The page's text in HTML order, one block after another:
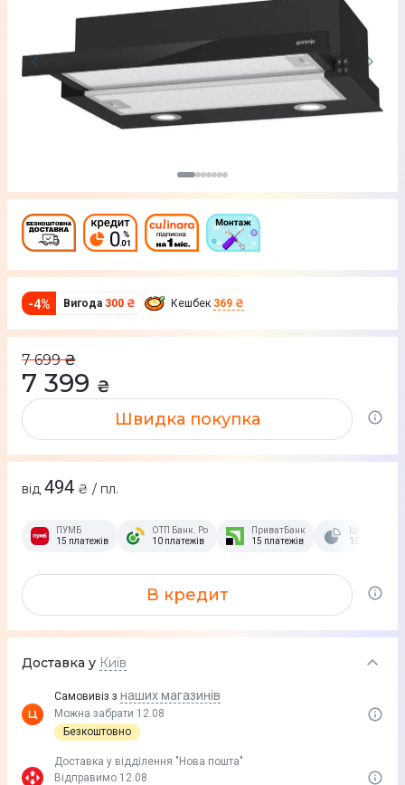
-4% Вигода 300 ₴ Кешбек 369 ₴
7 699 ₴
7 399 ₴
Швидка покупка
від 494 ₴ / пл.
ПУМБ
15 платежів
ОТП Банк. Розстрочка Скибочка.
10 платежів
ПриватБанк
15 платежів
15 платежів
В кредит
Доставка у Київ
Самовивіз з наших магазинів
Можна забрати 12.08
Безкоштовно
Доставка у вiддiлення "Нова пошта"
Відправимо 12.08